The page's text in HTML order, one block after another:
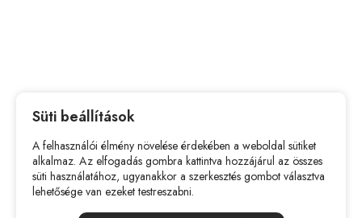
Adatvédelmi szabályzat
Süti beállítások
A felhasználói élmény növelése érdekében a weboldal sütiket
alkalmaz. Az elfogadás gombra kattintva hozzájárul az összes
süti használatához, ugyanakkor a szerkesztés gombot választva
lehetősége van ezeket testreszabni.